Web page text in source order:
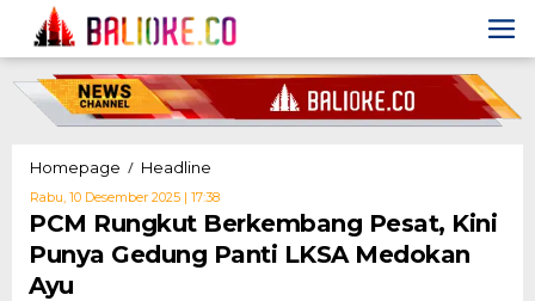
content
Homepage / Headline
Rungkut
Berkembang
Pesat,
Kini
Rabu, 10 Desember 2025 | 17:38Oleh
Redaksi
PCM Rungkut Berkembang Pesat, Kini
Punya Gedung Panti LKSA Medokan
Ayu